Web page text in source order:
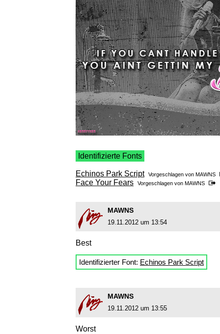
Identifizierte Fonts
Echinos Park Script Vorgeschlagen von MAWNS
Face Your Fears Vorgeschlagen von MAWNS
MAWNS
19.11.2012 um 13:54
Best
Identifizierter Font: Echinos Park Script
MAWNS
19.11.2012 um 13:55
Worst